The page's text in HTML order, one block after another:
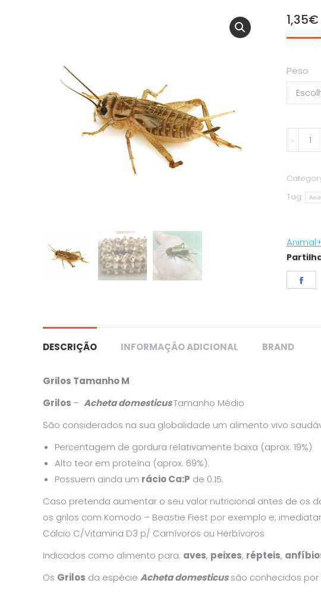
1,35€
Peso
Grilos
-
M
Tag:
DESCRIÇÃO INFORMAÇÃO ADICIONAL BRAND
Grilos Tamanho M
Grilos – Acheta domesticusTamanho Médio
São considerados na sua globalidade um alimento vivo
Percentagem de gordura relativamente baixa (aprox. 19%)
Alto teor em proteína (aprox. 69%).
Possuem ainda um rácio Ca:P de 0.15.
Caso pretenda aumentar o seu valor nutricional antes de os
os grilos com Komodo – Beastie Fiest por exemplo e,
Cálcio C/Vitamina D3 p/ Carnívoros ou Herbívoros
Indicados como alimento para: aves, peixes, répteis,
Os Grilos da espécie Acheta domesticussão conhecidos por